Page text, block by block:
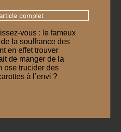
complet
vous : le fameux
la souffrance des
en effet trouver
de manger de la
ose trucider des
à l’envi ?